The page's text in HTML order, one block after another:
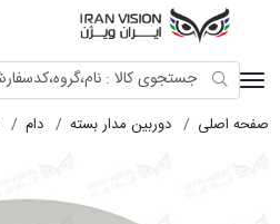
صفحه اصلی دوربین مدار بسته دام